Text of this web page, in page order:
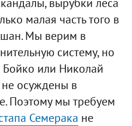
вырубки леса
малая часть того в
Мы верим в
систему, но
или Николай
осуждены в
Поэтому мы требуем
Семерака не